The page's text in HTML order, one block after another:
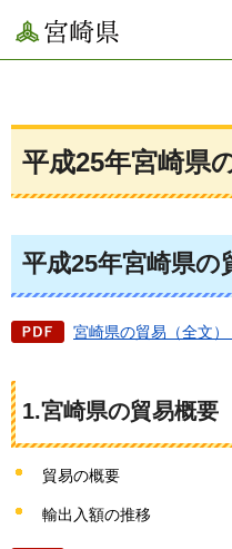
宮崎県
平成25年宮崎県
平成25年宮崎県の
宮崎県の貿易（全文）
1.宮崎県の貿易概要
貿易の概要
輸出入額の推移